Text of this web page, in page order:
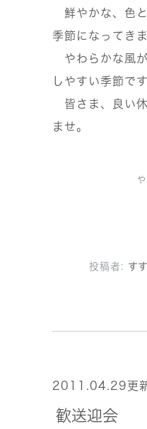
鮮やかな、色と
季節になってき
やわらかな風が
しやすい季節です
皆さま、良い
ませ。
投稿者: す
2011.04.29更
歓送迎会